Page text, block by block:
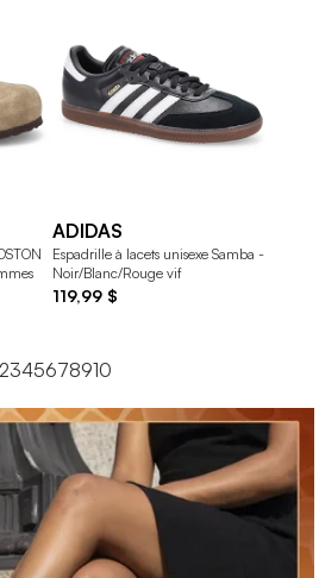
ADIDAS
Espadrille à lacets unisexe Samba -
Noir/Blanc/Rouge vif
119,99 $
2345678910